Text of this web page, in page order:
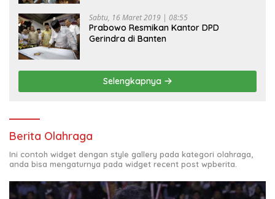
Sabtu, 16 Maret 2019 | 08:55
Prabowo Resmikan Kantor DPD
Gerindra di Banten
Selengkapnya
Berita Olahraga
Ini contoh widget dengan style gallery pada kategori olahraga,
anda bisa mengaturnya pada widget recent post wpberita.